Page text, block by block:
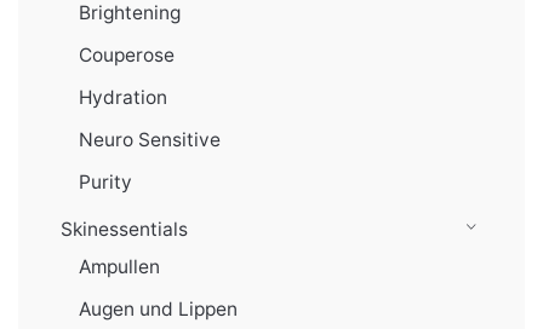
Brightening
Couperose
Hydration
Neuro Sensitive
Purity
Skinessentials
Ampullen
Augen und Lippen